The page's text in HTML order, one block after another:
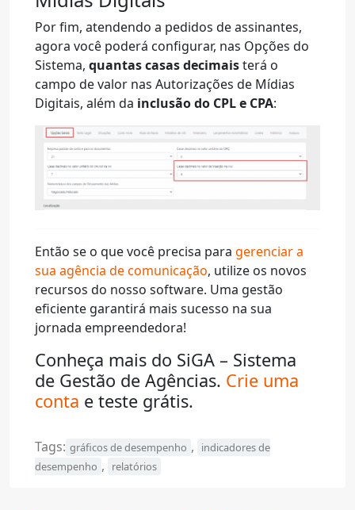
Por fim, atendendo a pedidos de assinantes,
agora você poderá configurar, nas Opções do
Sistema, quantas casas decimaisterá o
campo de valor nas Autorizações de Mídias
Digitais, além da inclusão do CPL e CPA:
Então se o que você precisa para gerenciar a
sua agência de comunicação, utilize os novos
recursos do nosso software. Uma gestão
eficiente garantirá mais sucesso na sua
jornada empreendedora!
Conheça mais do SiGA – Sistema
de Gestão de Agências. Crie uma
conta e teste grátis.
Tags: gráficos de desempenho ,
indicadores de
desempenho , relatórios